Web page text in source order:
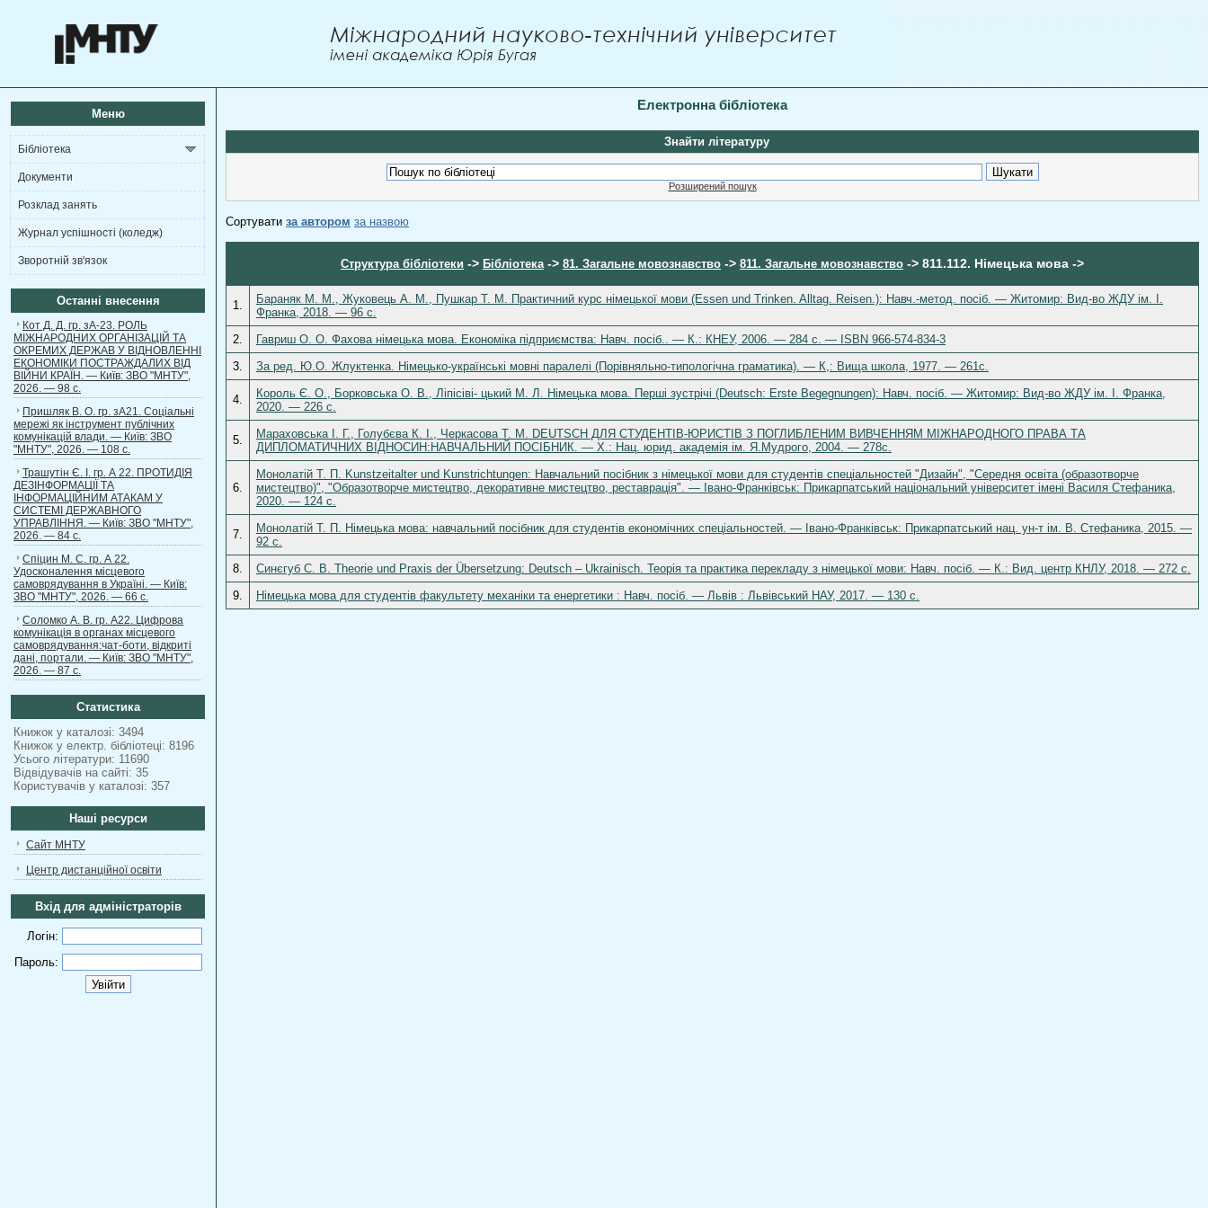
Меню
Бібліотека
Документи
Розклад занять
Журнал успішності (коледж)
Зворотній зв'язок
Останні внесення
Кот Д. Д. гр. зА-23. РОЛЬ
МІЖНАРОДНИХ ОРГАНІЗАЦІЙ ТА
ОКРЕМИХ ДЕРЖАВ У ВІДНОВЛЕННІ
ЕКОНОМІКИ ПОСТРАЖДАЛИХ ВІД
ВІЙНИ КРАЇН. — Київ: ЗВО "МНТУ",
2026. — 98 с.
Пришляк В. О. гр. зА21. Соціальні
мережі як інструмент публічних
комунікацій влади. — Київ: ЗВО
"МНТУ", 2026. — 108 с.
Трашутін Є. І. гр. А 22. ПРОТИДІЯ
ДЕЗІНФОРМАЦІЇ ТА
ІНФОРМАЦІЙНИМ АТАКАМ У
СИСТЕМІ ДЕРЖАВНОГО
УПРАВЛІННЯ. — Київ: ЗВО "МНТУ",
2026. — 84 с.
Спіцин М. С. гр. А 22.
Удосконалення місцевого
самоврядування в Україні. — Київ:
ЗВО "МНТУ", 2026. — 66 с.
Соломко А. В. гр. А22. Цифрова
комунікація в органах місцевого
самоврядування:чат-боти, відкриті
дані, портали. — Київ: ЗВО "МНТУ",
2026. — 87 с.
Статистика
Книжок у каталозі: 3494
Книжок у електр. бібліотеці: 8196
Усього літератури: 11690
Відвідувачів на сайті: 35
Користувачів у каталозі: 357
Наші ресурси
Сайт МНТУ
Центр дистанційної освіти
Вхід для адміністраторів
Логін:
Пароль:
Електронна бібліотека
Знайти літературу
Розширений пошук
Сортувати за автором за назвою
Структура бібліотеки -> Бібліотека -> 81. Загальне мовознавство -> 811. Загальне мовознавство -> 811.112. Німецька мова ->
1.
Бараняк М. М., Жуковець А. М., Пушкар Т. М. Практичний курс німецької мови (Essen und Trinken. Alltag. Reisen.): Навч.-метод. посіб. — Житомир: Вид-во ЖДУ ім. І.
Франка, 2018. — 96 с.
2.
Гавриш О. О. Фахова німецька мова. Економіка підприємства: Навч. посіб.. — К.: КНЕУ, 2006. — 284 с. — ISBN 966-574-834-3
3.
За ред. Ю.О. Жлуктенка. Німецько-українські мовні паралелі (Порівняльно-типологічна граматика). — К,: Вища школа, 1977. — 261с.
4.
Король Є. О., Борковська О. В., Ліпісіві- цький М. Л. Німецька мова. Перші зустрічі (Deutsch: Erste Begegnungen): Навч. посіб. — Житомир: Вид-во ЖДУ ім. І. Франка,
2020. — 226 с.
5.
Мараховська І. Г., Голубєва К. І., Черкасова Т. М. DEUTSCH ДЛЯ СТУДЕНТІВ-ЮРИСТІВ З ПОГЛИБЛЕНИМ ВИВЧЕННЯМ МІЖНАРОДНОГО ПРАВА ТА
ДИПЛОМАТИЧНИХ ВІДНОСИН:НАВЧАЛЬНИЙ ПОСІБНИК. — Х.: Нац. юрид. академія ім. Я.Мудрого, 2004. — 278с.
6.
Монолатій Т. П. Kunstzeitalter und Kunstrichtungen: Навчальний посібник з німецької мови для студентів спеціальностей "Дизайн", "Середня освіта (образотворче
мистецтво)", "Образотворче мистецтво, декоративне мистецтво, реставрація". — Івано-Франківськ: Прикарпатський національний університет імені Василя Стефаника,
2020. — 124 с.
7.
Монолатій Т. П. Німецька мова: навчальний посібник для студентів економічних спеціальностей. — Івано-Франківськ: Прикарпатський нац. ун-т ім. В. Стефаника, 2015. —
92 с.
8.
Синєгуб С. В. Theorie und Praxis der Übersetzung: Deutsch – Ukrainisch. Теорія та практика перекладу з німецької мови: Навч. посіб. — К.: Вид. центр КНЛУ, 2018. — 272 с.
9.
Німецька мова для студентів факультету механіки та енергетики : Навч. посіб. — Львів : Львівський НАУ, 2017. — 130 с.